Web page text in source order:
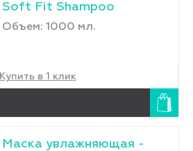
Soft Fit Shampoo
Объем: 1000 мл.
Купить в 1 клик
Маска увлажняющая -